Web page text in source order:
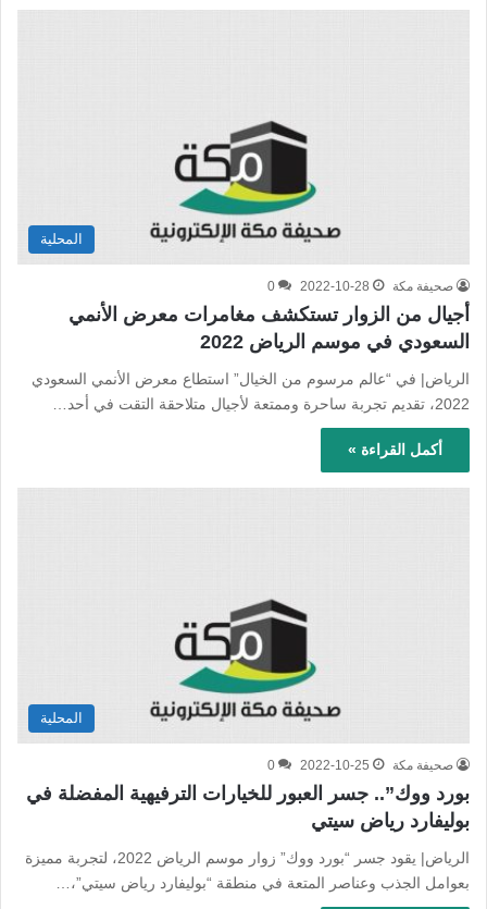
المحلية
صحيفة مكة 2022-10-28
0
أجيال من الزوار تستكشف مغامرات معرض الأنمي
السعودي في موسم الرياض 2022
الرياض| في “عالم مرسوم من الخيال” استطاع معرض الأنمي السعودي
2022، تقديم تجربة ساحرة وممتعة لأجيال متلاحقة التقت في أحد…
أكمل القراءة »
المحلية
صحيفة مكة 2022-10-25
0
بورد ووك”.. جسر العبور للخيارات الترفيهية المفضلة في
بوليفارد رياض سيتي
الرياض| يقود جسر “بورد ووك” زوار موسم الرياض 2022، لتجربة مميزة
بعوامل الجذب وعناصر المتعة في منطقة “بوليفارد رياض سيتي”،…